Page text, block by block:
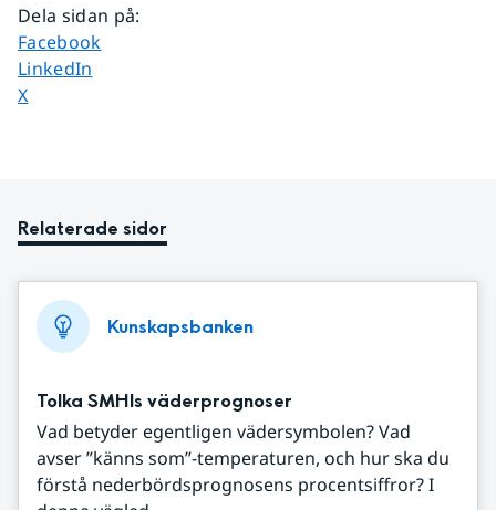
Dela sidan på:
Dela sidan på
Facebook
Dela sidan på
LinkedIn
Dela sidan på
X
Relaterade sidor
Kunskapsbanken
Tolka SMHIs väderprognoser
Vad betyder egentligen vädersymbolen? Vad
avser ”känns som”-temperaturen, och hur ska du
förstå nederbördsprognosens procentsiffror? I